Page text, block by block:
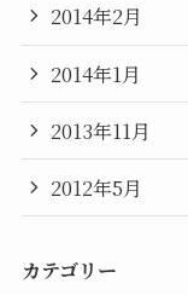
2014年2月
2014年1月
2013年11月
2012年5月
カテゴリー